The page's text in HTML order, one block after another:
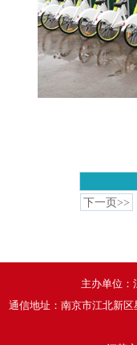
下一页>>
主办单位：
通信地址：南京市江北新